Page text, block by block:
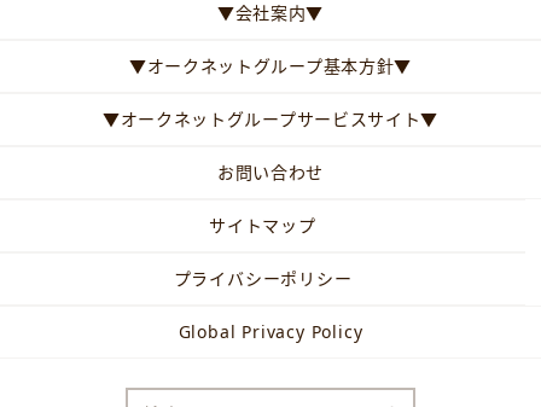
▼会社案内▼
▼オークネットグループ基本方針▼
▼オークネットグループサービスサイト▼
お問い合わせ
サイトマップ
プライバシーポリシー
Global Privacy Policy